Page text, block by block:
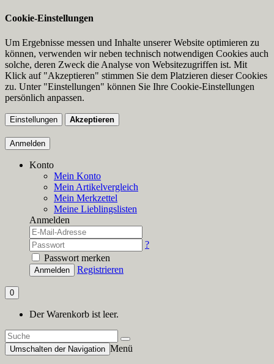
Cookie-Einstellungen
Um Ergebnisse messen und Inhalte unserer Website optimieren zu
können, verwenden wir neben technisch notwendigen Cookies auch
solche, deren Zweck die Analyse von Websitezugriffen ist. Mit
Klick auf "Akzeptieren" stimmen Sie dem Platzieren dieser Cookies
zu. Unter "Einstellungen" können Sie Ihre Cookie-Einstellungen
persönlich anpassen.
Einstellungen Akzeptieren
Anmelden
Konto
Mein Konto
Mein Artikelvergleich
Mein Merkzettel
Meine Lieblingslisten
Anmelden
?
Passwort merken
Anmelden Registrieren
0
Der Warenkorb ist leer.
Umschalten der Navigation Menü